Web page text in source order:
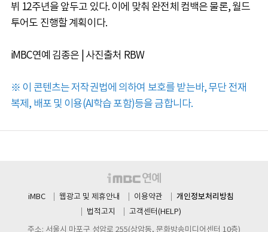
뷔 12주년을 앞두고 있다. 이에 맞춰 완전체 컴백은 물론, 월드
투어도 진행할 계획이다.
iMBC연예 김종은 | 사진출처 RBW
※ 이 콘텐츠는 저작권법에 의하여 보호를 받는바, 무단 전재
복제, 배포 및 이용(AI학습 포함)등을 금합니다.
iMBC 웹광고 및 제휴안내 이용약관 개인정보처리방침
법적고지
고객센터(HELP)
주소: 서울시 마포구 성암로 255(상암동, 문화방송미디어센터 10층)